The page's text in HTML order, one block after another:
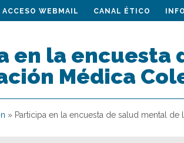
ACCESO WEBMAIL CANAL ÉTICO
en la encuesta
Médica
» Participa en la encuesta de salud mental